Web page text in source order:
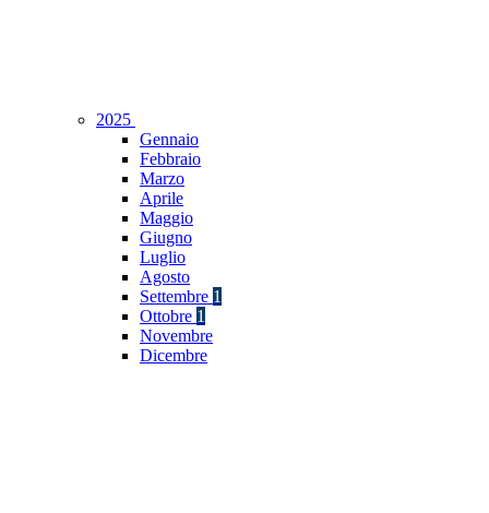
2025
Gennaio
Febbraio
Marzo
Aprile
Maggio
Giugno
Luglio
Agosto
Settembre 1
Ottobre 1
Novembre
Dicembre